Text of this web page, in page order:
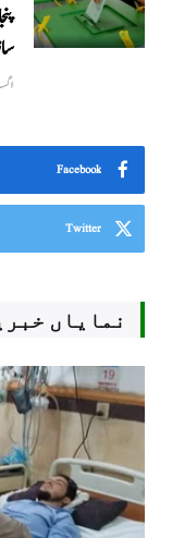
ساڑھے
اگست
Facebook
Twitter
نمایاں